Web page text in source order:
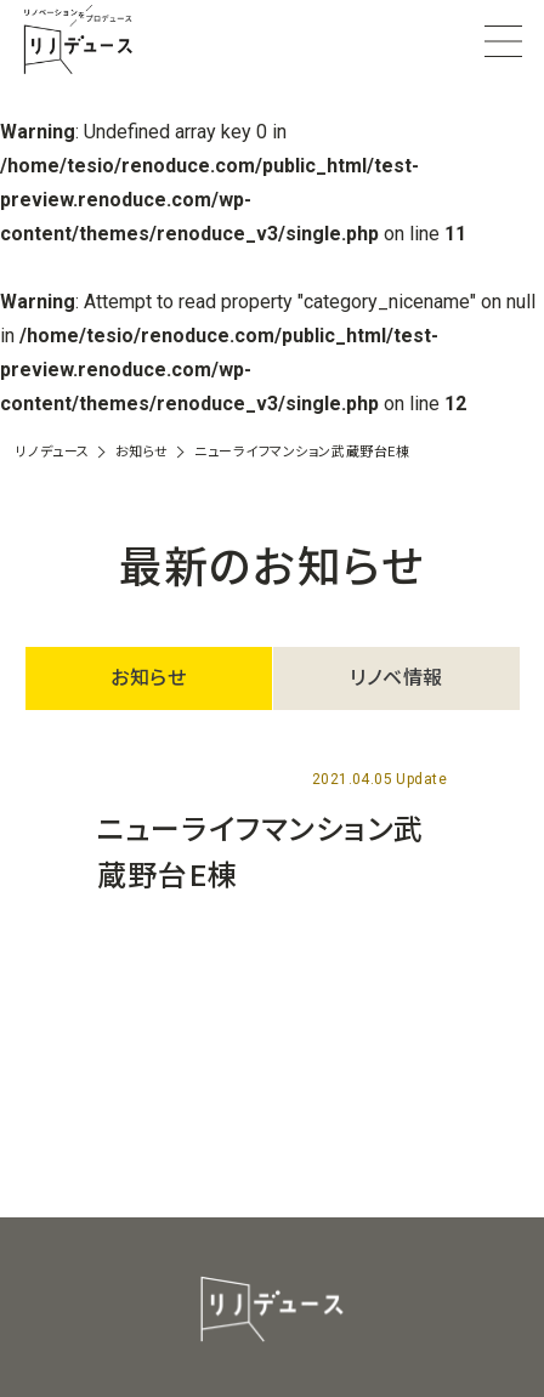
Warning: Undefined array key 0 in
/home/tesio/renoduce.com/public_html/test-
preview.renoduce.com/wp-
content/themes/renoduce_v3/single.php on line 11
Warning: Attempt to read property "category_nicename" on null
in /home/tesio/renoduce.com/public_html/test-
preview.renoduce.com/wp-
content/themes/renoduce_v3/single.php on line 12
リノデュース お知らせ ニューライフマンション武蔵野台E棟
最新のお知らせ
お知らせ リノベ情報
2021.04.05 Update
ニューライフマンション武
蔵野台E棟